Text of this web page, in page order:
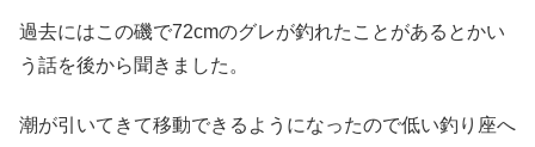
過去にはこの磯で72cmのグレが釣れたことがあるとかい
う話を後から聞きました。
潮が引いてきて移動できるようになったので低い釣り座へ